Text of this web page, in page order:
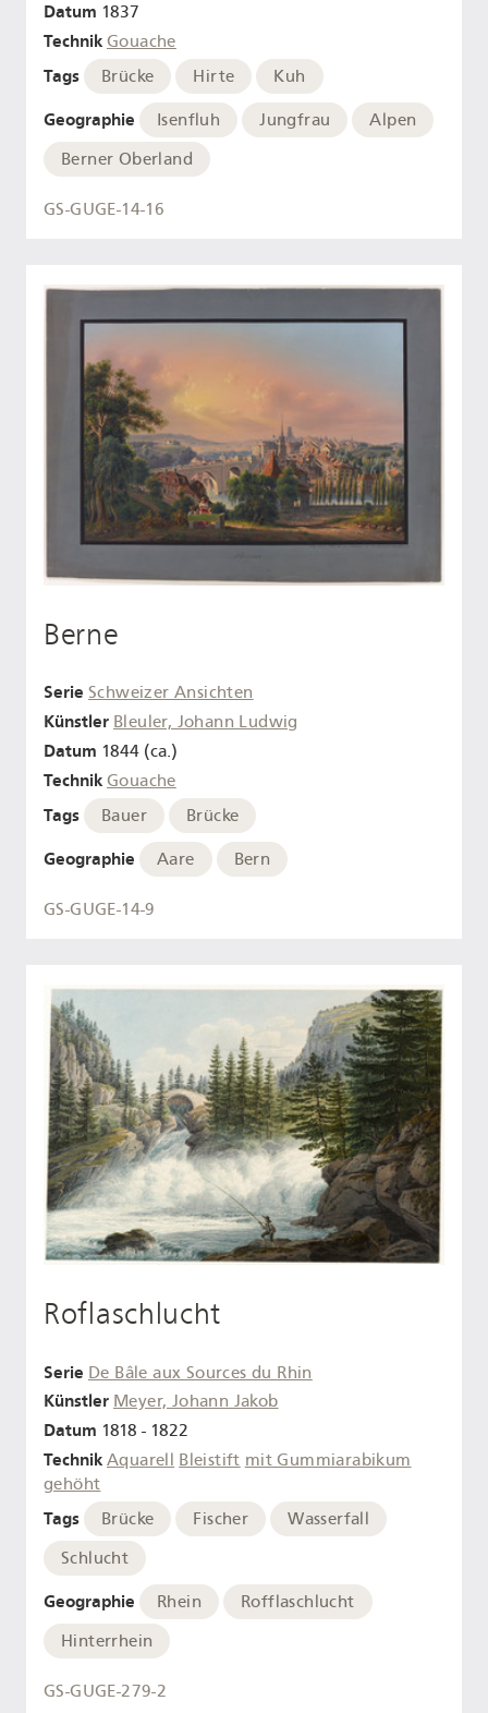
Datum 1837
Technik Gouache
Tags Brücke Hirte Kuh
Geographie Isenfluh Jungfrau
Alpen
Berner Oberland
GS-GUGE-14-16
Berne
Serie Schweizer Ansichten
Künstler Bleuler, Johann Ludwig
Datum 1844 (ca.)
Technik Gouache
Tags Bauer Brücke
Geographie Aare Bern
GS-GUGE-14-9
Roflaschlucht
Serie De Bâle aux Sources du Rhin
Künstler Meyer, Johann Jakob
Datum 1818 - 1822
Technik Aquarell Bleistift mit Gummiarabikum
gehöht
Tags Brücke Fischer
Wasserfall
Schlucht
Geographie Rhein
Rofflaschlucht
Hinterrhein
GS-GUGE-279-2